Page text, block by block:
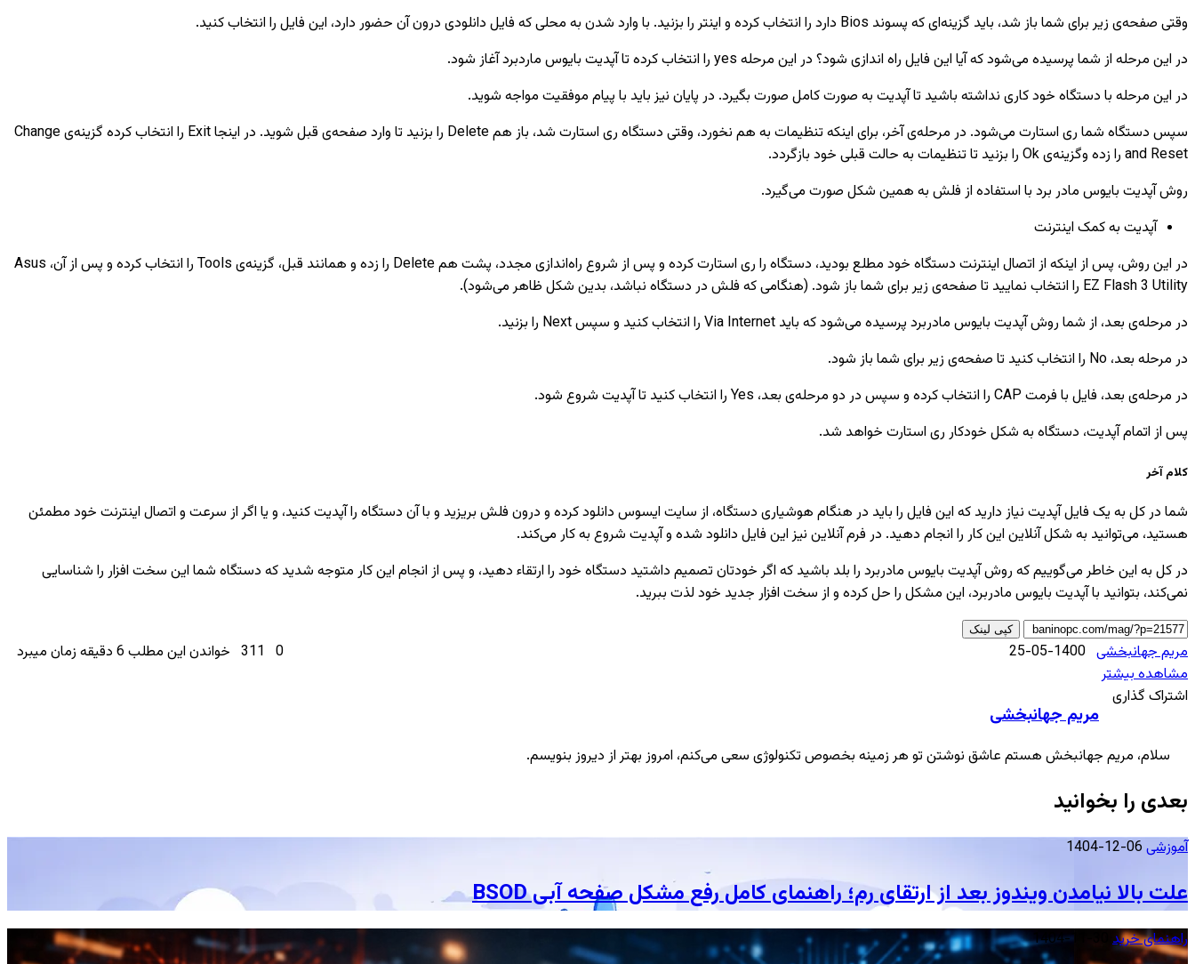
وقتی صفحه‌ی زیر برای شما باز شد، باید گزینه‌ای که پسوند Bios دارد را انتخاب کرده و اینتر را بزنید. با وارد شدن به محلی که فایل دانلودی درون آن حضور دارد، این فایل را انتخاب کنید.
در این مرحله از شما پرسیده می‌شود که آیا این فایل راه اندازی شود؟ در این مرحله yes را انتخاب کرده تا آپدیت بایوس ماردبرد آغاز شود.
در این مرحله با دستگاه خود کاری نداشته باشید تا آپدیت به صورت کامل صورت بگیرد. در پایان نیز باید با پیام موفقیت مواجه شوید.
سپس دستگاه شما ری استارت می‌شود. در مرحله‌ی آخر، برای اینکه تنظیمات به هم نخورد، وقتی دستگاه ری استارت شد، باز هم Delete را بزنید تا وارد صفحه‌ی قبل شوید. در اینجا Exit را انتخاب کرده گزینه‌ی Change
and Reset را زده وگزینه‌ی Ok را بزنید تا تنظیمات به حالت قبلی خود بازگردد.
روش آپدیت بایوس مادر برد با استفاده از فلش به همین شکل صورت می‌گیرد.
آپدیت به کمک اینترنت
در این روش، پس از اینکه از اتصال اینترنت دستگاه خود مطلع بودید، دستگاه را ری استارت کرده و پس از شروع راه‌اندازی مجدد، پشت هم Delete را زده و همانند قبل، گزینه‌ی Tools را انتخاب کرده و پس از آن، Asus
EZ Flash 3 Utility را انتخاب نمایید تا صفحه‌ی زیر برای شما باز شود. (هنگامی که فلش در دستگاه نباشد، بدین شکل ظاهر می‌شود).
در مرحله‌ی بعد، از شما روش آپدیت بایوس مادربرد پرسیده می‌شود که باید Via Internet را انتخاب کنید و سپس Next را بزنید.
در مرحله بعد، No را انتخاب کنید تا صفحه‌ی زیر برای شما باز شود.
در مرحله‌ی بعد، فایل با فرمت CAP را انتخاب کرده و سپس در دو مرحله‌ی بعد، Yes را انتخاب کنید تا آپدیت شروع شود.
پس از اتمام آپدیت، دستگاه به شکل خودکار ری استارت خواهد شد.
کلام آخر
شما در کل به یک فایل آپدیت نیاز دارید که این فایل را باید در هنگام هوشیاری دستگاه، از سایت ایسوس دانلود کرده و درون فلش بریزید و با آن دستگاه را آپدیت کنید، و یا اگر از سرعت و اتصال اینترنت خود مطمئن
هستید، می‌توانید به شکل آنلاین این کار را انجام دهید. در فرم آنلاین نیز این فایل دانلود شده و آپدیت شروع به کار می‌کند.
در کل به این خاطر می‌گوییم که روش آپدیت بایوس مادربرد را بلد باشید که اگر خودتان تصمیم داشتید دستگاه خود را ارتقاء دهید، و پس از انجام این کار متوجه شدید که دستگاه شما این سخت افزار را شناسایی
نمی‌کند، بتوانید با آپدیت بایوس مادربرد، این مشکل را حل کرده و از سخت افزار جدید خود لذت ببرید.
کپی لینک
مریم جهانبخشی ارسال
1400-05-25
0
خواندن این مطلب 6 دقیقه زمان میبرد
مشاهده بیشتر
اشتراک گذاری
بوک
با
مریم جهانبخشی
سلام، مریم جهانبخش هستم عاشق نوشتن تو هر زمینه بخصوص تکنولوژی سعی می‌کنم، امروز بهتر از دیروز بنویسم.
بعدی را بخوانید
آموزشی 1404-12-06
علت بالا نیامدن ویندوز بعد از ارتقای رم؛ راهنمای کامل رفع مشکل صفحه آبی BSOD
راهنمای خرید 1404-11-30